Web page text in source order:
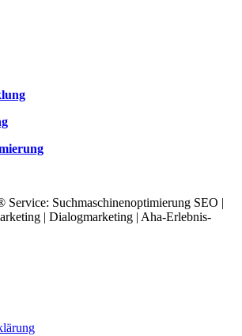
Suchmaschinenoptimierung SEO |
| Dialogmarketing | Aha-Erlebnis-